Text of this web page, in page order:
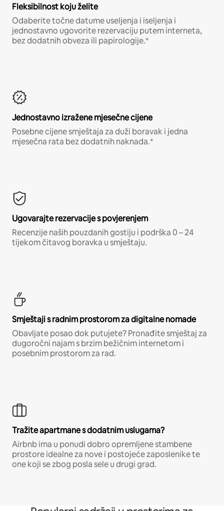
Fleksibilnost koju želite
Odaberite točne datume useljenja i iseljenja i
jednostavno ugovorite rezervaciju putem interneta,
bez dodatnih obveza ili papirologije.*
Jednostavno izražene mjesečne cijene
Posebne cijene smještaja za duži boravak i jedna
mjesečna rata bez dodatnih naknada.*
Ugovarajte rezervacije s povjerenjem
Recenzije naših pouzdanih gostiju i podrška 0 – 24
tijekom čitavog boravka u smještaju.
Smještaji s radnim prostorom za digitalne nomade
Obavljate posao dok putujete? Pronađite smještaj za
dugoročni najam s brzim bežičnim internetom i
posebnim prostorom za rad.
Tražite apartmane s dodatnim uslugama?
Airbnb ima u ponudi dobro opremljene stambene
prostore idealne za nove i postojeće zaposlenike te
one koji se zbog posla sele u drugi grad.